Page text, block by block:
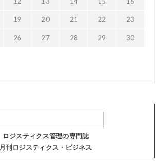
19 20 21 22 23
26 27 28 29 30
ロジスティクス管理の専門誌
月刊ロジスティクス・ビジネス